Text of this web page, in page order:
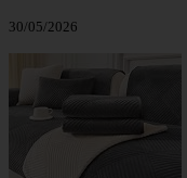
30/05/2026